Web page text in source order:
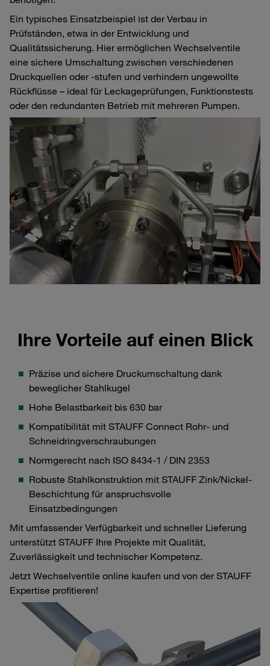
Ein typisches Einsatzbeispiel ist der Verbau in
Prüfständen, etwa in der Entwicklung und
Qualitätssicherung. Hier ermöglichen Wechselventile
eine sichere Umschaltung zwischen verschiedenen
Druckquellen oder -stufen und verhindern ungewollte
Rückflüsse – ideal für Leckageprüfungen, Funktionstests
oder den redundanten Betrieb mit mehreren Pumpen.
Ihre Vorteile auf einen Blick
Präzise und sichere Druckumschaltung dank
beweglicher Stahlkugel
Hohe Belastbarkeit bis 630 bar
Kompatibilität mit STAUFF Connect Rohr- und
Schneidringverschraubungen
Normgerecht nach ISO 8434-1 / DIN 2353
Robuste Stahlkonstruktion mit STAUFF Zink/Nickel-
Beschichtung für anspruchsvolle
Einsatzbedingungen
Mit umfassender Verfügbarkeit und schneller Lieferung
unterstützt STAUFF Ihre Projekte mit Qualität,
Zuverlässigkeit und technischer Kompetenz.
Jetzt Wechselventile online kaufen und von der STAUFF
Expertise profitieren!